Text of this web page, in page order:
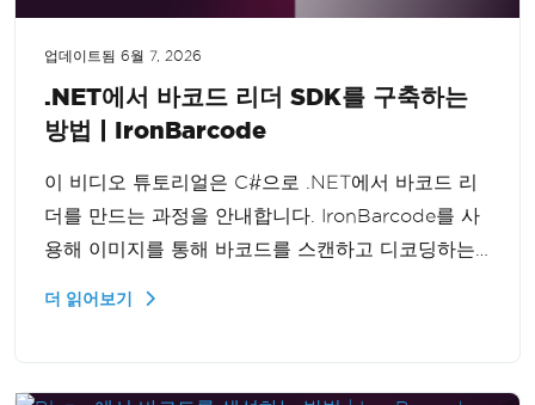
업데이트됨 6월 7, 2026
.NET에서 바코드 리더 SDK를 구축하는
방법 | IronBarcode
이 비디오 튜토리얼은 C#으로 .NET에서 바코드 리
더를 만드는 과정을 안내합니다. IronBarcode를 사
용해 이미지를 통해 바코드를 스캔하고 디코딩하는
더 읽어보기